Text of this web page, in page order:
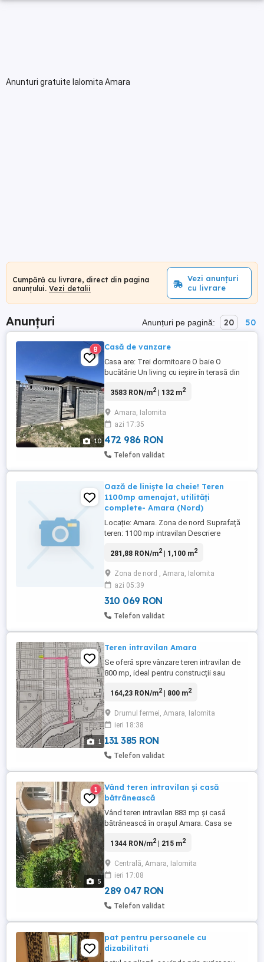
Anunturi gratuite Ialomita Amara
Cumpără cu livrare, direct din pagina
anunțului. Vezi detalii
Vezi anunțuri
cu livrare
Anunțuri Anunțuri pe pagină: 20 50
10
8 Casă de vanzare
Casa are: Trei dormitoare O baie O
bucătărie Un living cu ieșire în terasă din
caldura in pardoseala Instalația electrică
Casa se vinde cu utilități
trase:Apă,canalizare,Curentul electric.
Gazele sunt în fața casei. Are ...
3583 RON/m2| 132 m2
Amara, Ialomita
azi 17:35
472 986 RON
Telefon validat
Oază de liniște la cheie! Teren
1100mp amenajat, utilități
complete- Amara (Nord)
Locație: Amara. Zona de nord Suprafață
teren: 1100 mp intravilan Descriere
de utilizat, o proprietate de weekend sau
visurilor fără stresul șantierului inițial? Vă
oferim spre vânzare un teren intravilan de
1100 mp ...
281,88 RON/m2| 1,100 m2
Zona de nord , Amara, Ialomita
azi 05:39
310 069 RON
Telefon validat
1
Teren intravilan Amara
Se oferă spre vânzare teren intravilan de
800 mp, ideal pentru construcții sau
apropiere (apă, canalizare, electricitate) și
oferind acces facil (poziționat pe colt)
Locație: Amara. Strada Ion Creanga Preț: ...
164,23 RON/m2| 800 m2
Drumul fermei, Amara, Ialomita
ieri 18:38
131 385 RON
Telefon validat
5
1
Vând teren intravilan și casă
bătrânească
Vând teren intravilan 883 mp şi casă
bătrânească în oraşul Amara. Casa se
degradare,nefiind locuită de câțiva ani şi
1344 RON/m2| 215 m2
Centrală, Amara, Ialomita
ieri 17:08
289 047 RON
Telefon validat
pat pentru persoanele cu
dizabilitati